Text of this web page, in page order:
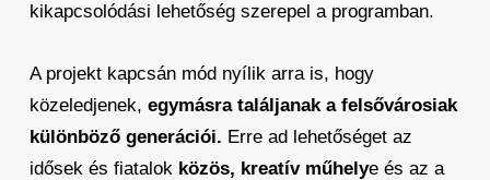
kikapcsolódási lehetőség szerepel a programban.
A projekt kapcsán mód nyílik arra is, hogy
közeledjenek, egymásra találjanak a felsővárosiak
különböző generációi. Erre ad lehetőséget az
idősek és fiatalok közös, kreatív műhelye és az a